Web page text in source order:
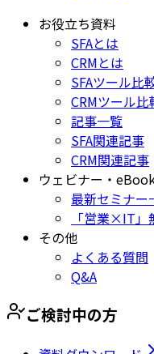
お役立ち資料
SFAとは
CRMとは
SFAツール比
CRMツール
記事一覧
SFA関連記事
CRM関連記事
ウェビナー・
最新セミナー
「営業×IT
その他
よくある質問
Q&A
ご検討中の方